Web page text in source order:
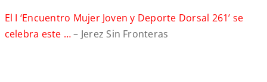
El I ‘Encuentro Mujer Joven y Deporte Dorsal 261’ se
celebra este …– Jerez Sin Fronteras